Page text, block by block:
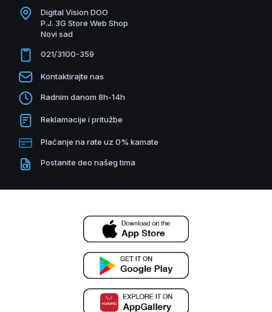
Digital Vision DOO
P.J. 3G Store Web Shop
Novi sad
021/3100-359
Kontaktirajte nas
Radnim danom 8h-14h
Reklamacije i pritužbe
Plaćanje na rate uz 0% kamate
Postanite deo našeg tima